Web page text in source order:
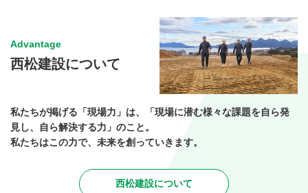
Advantage
西松建設について
私たちが掲げる「現場力」は、
「現場に潜む様々な課題を自ら発
見し、自ら解決する力」のこと。
私たちはこの力で、未来を創っていきます。
西松建設について